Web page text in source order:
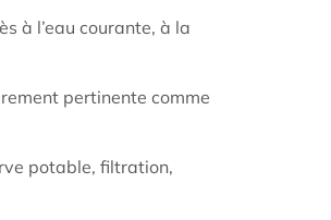
à l’eau courante, à la
pertinente comme
potable, filtration,